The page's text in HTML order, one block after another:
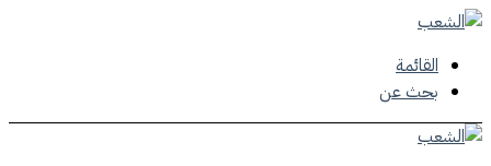
القائمة
بحث عن